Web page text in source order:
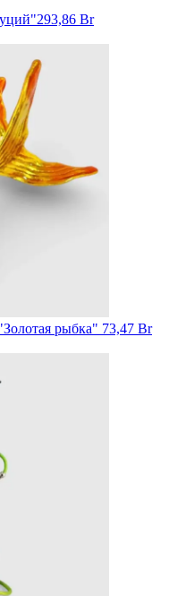
293,86 Br
рыбка" 73,47 Br